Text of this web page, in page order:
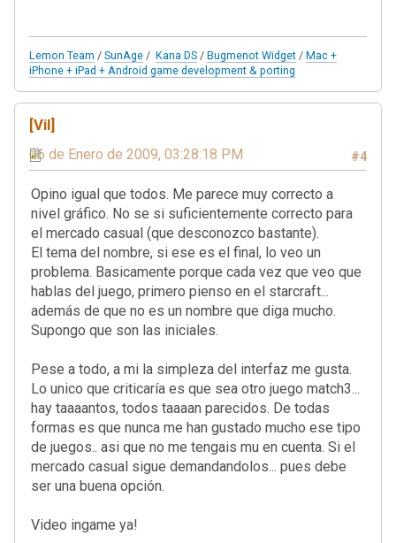
Lemon Team / SunAge / Kana DS / Bugmenot Widget / Mac +
iPhone + iPad + Android game development & porting
[Vil]
#4
06 de Enero de 2009, 03:28:18 PM
Opino igual que todos. Me parece muy correcto a
nivel gráfico. No se si suficientemente correcto para
el mercado casual (que desconozco bastante).
El tema del nombre, si ese es el final, lo veo un
problema. Basicamente porque cada vez que veo que
hablas del juego, primero pienso en el starcraft...
además de que no es un nombre que diga mucho.
Supongo que son las iniciales.
Pese a todo, a mi la simpleza del interfaz me gusta.
Lo unico que criticaría es que sea otro juego match3...
hay taaaantos, todos taaaan parecidos. De todas
formas es que nunca me han gustado mucho ese tipo
de juegos.. asi que no me tengais mu en cuenta. Si el
mercado casual sigue demandandolos... pues debe
ser una buena opción.
Video ingame ya!